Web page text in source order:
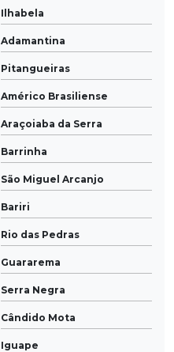
Ilhabela
Adamantina
Pitangueiras
Américo Brasiliense
Araçoiaba da Serra
Barrinha
São Miguel Arcanjo
Bariri
Rio das Pedras
Guararema
Serra Negra
Cândido Mota
Iguape